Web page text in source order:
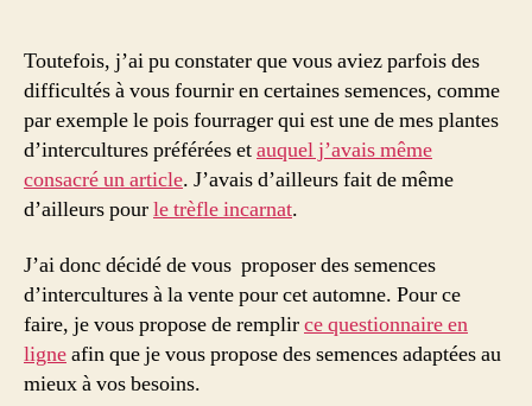
Toutefois, j’ai pu constater que vous aviez parfois des
difficultés à vous fournir en certaines semences, comme
par exemple le pois fourrager qui est une de mes plantes
d’intercultures préférées etauquel j’avais même
consacré un article. J’avais d’ailleurs fait de même
d’ailleurs pourle trèfle incarnat.
J’ai donc décidé de vous proposer des semences
d’intercultures à la vente pour cet automne. Pour ce
faire, je vous propose de remplirce questionnaire en
ligneafin que je vous propose des semences adaptées au
mieux à vos besoins.